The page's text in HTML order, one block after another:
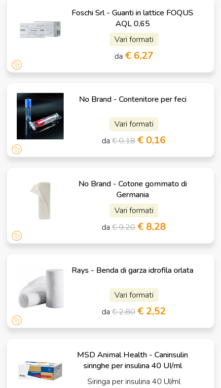
Foschi Srl - Guanti in lattice FOQUS
AQL 0,65
Vari formati
da € 6,27
No Brand - Contenitore per feci
Vari formati
da€ 0,18 € 0,16
No Brand - Cotone gommato di
Germania
Vari formati
da€ 9,20 € 8,28
Rays - Benda di garza idrofila orlata
Vari formati
da€ 2,80 € 2,52
MSD Animal Health - Caninsulin
siringhe per insulina 40 UI/ml
Siringa per insulina 40 UI/ml